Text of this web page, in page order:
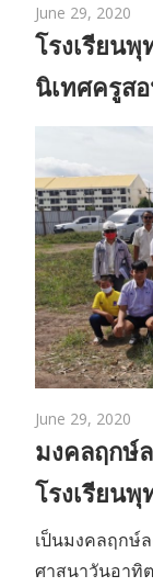
June 29, 2020
โรงเรียน
นิเทศครูส
June 29, 2020
มงคลฤกษ์ล
โรงเรียน
เป็นมงคลฤกษ์ล
ศาสนาวันอาทิ